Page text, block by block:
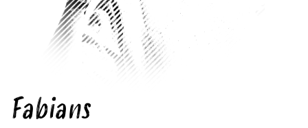
Fabians